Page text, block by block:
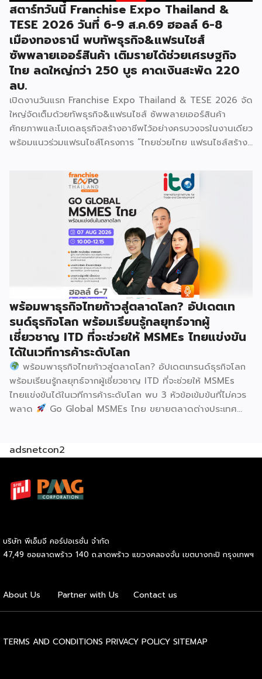
สตาร์ทวันนี้ Franchise Expo Thailand &
TESE 2026 วันที่ 6-9 ส.ค.69 ฮอลล์ 6-8
เมืองทองธานี พบทัพธุรกิจ&แฟรนไชส์
ซัพพลายเออร์สินค้า เติมรายได้ช่วยเศรษฐกิจ
ไทย ลดใหญ่กว่า 250 บูธ คาดเงินสะพัด 220
ลบ.
เปิดงานวันแรก Franchise Expo Thailand & TESE 2026 จัด
ใหญ่จัดเต็มด้วยทัพธุรกิจ&แฟรนไชส์ ซัพพลายเออร์สินค้า
ศักยภาพและโมเดลธุรกิจสร้างอาชีพไว้อย่างครบวงจรในงานเดียว
พร้อมแนวร่วมแฟรนไชส์โครงการ “ไทยช่วยไทย แฟรนไชส์สร้าง
รวมกว่า 250 บูธ บนพื้นที่ 15,000 ตารางเมตร หวังเป็นทาง
เลือกสร้างรายได้เพิ่มและพยุงเศรษฐกิจไทยให้ฟื้นตัว เสิร์ฟครบ
จบในงานด้วยสินเชื่อ และทำเลทองทั่วประเทศ พร้อมเสวนาให้
ความรู้โดยผู้ทรงคุณวุฒิคับคั่ง และกิจกรรมเจรจาจับคู่ธุรกิจทั้งใน
และต่างประเทศ งานจัดต่อเนื่องระหว่างวันที่ 6-9 สิงหาคมนี้ ที่
ฮอลล์ 6-8 อิมแพ็คเมืองทองธานี คาดเม็ดเงินสะพัดในงานราว
220 ล้านบาท นายพูนพงษ์ นัยนาภากรณ์ อธิบดีกรมพัฒนา
ธุรกิจการค้า กระทรวงพาณิชย์ กล่าวว่า งาน ” Franchise Expo
Thailand & Thailand E-Commerce Selection Expo
(TESE 2026) เป็นเวทีแสดงธุรกิจแฟรนไชส์และโซลูชั่นส์แบบครบ
วงจร […]
พร้อมพาธุรกิจไทยก้าวสู่ตลาดโลก? อัปเดตเท
รนด์ธุรกิจโลก พร้อมเรียนรู้กลยุทธ์จากผู้
เชี่ยวชาญ ITD ที่จะช่วยให้ MSMEs ไทยแข่งขัน
ได้ในเวทีการค้าระดับโลก
พร้อมพาธุรกิจไทยก้าวสู่ตลาดโลก? อัปเดตเทรนด์ธุรกิจโลก
พร้อมเรียนรู้กลยุทธ์จากผู้เชี่ยวชาญ ITD ที่จะช่วยให้ MSMEs
ไทยแข่งขันได้ในเวทีการค้าระดับโลก พบ 3 หัวข้อเข้มข้นที่ไม่ควร
พลาด
Go Global MSMEs ไทย ขยายตลาดต่างประเทศ
Commerce เปิดตลาดจีน ติดอาวุธ SMEs ไทย สู่ผู้บริโภค
ธุรกิจ ผู้ประกอบการ และผู้ที่กำลังวางแผนขยายตลาด
สิงหาคม 2569 | 10.00 – 12.15 น.
adsnetcon2
บริษัท พีเอ็มจี คอร์ปอเรชั่น จำกัด
47,49 ซอยลาดพร้าว 140 ถ.ลาดพร้าว แขวงคลองจั่น เขตบางกะปิ กรุงเทพฯ
About Us Partner with Us Contact us
TERMS AND CONDITIONS PRIVACY POLICY SITEMAP